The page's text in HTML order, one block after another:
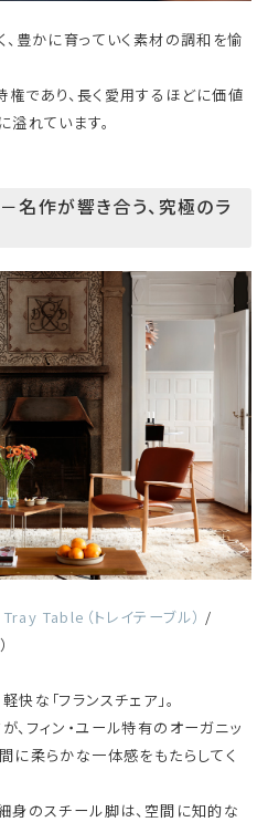
、豊かに育っていく素材の調和を愉
であり、長く愛用するほどに価値
溢れています。
名作が響き合う、究極のラ
Tray Table（トレイテーブル） /
な「フランスチェア」。
、フィン・ユール特有のオーガニッ
に柔らかな一体感をもたらしてく
身のスチール脚は、空間に知的な